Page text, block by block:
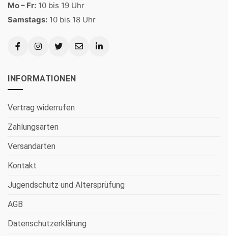
Mo – Fr: 10 bis 19 Uhr
Samstags: 10 bis 18 Uhr
INFORMATIONEN
Vertrag widerrufen
Zahlungsarten
Versandarten
Kontakt
Jugendschutz und Altersprüfung
AGB
Datenschutzerklärung